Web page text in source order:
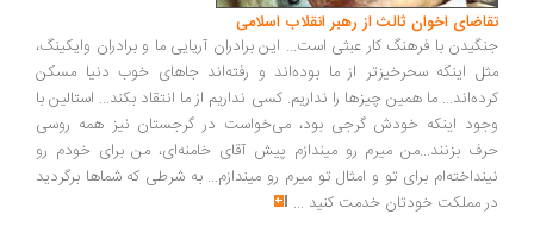
اخوان ثالث از رهبر انقلاب اسلامی
با فرهنگ کار عبثی است... این برادران آریایی ما و برادران وایکینگ،
اینکه سحرخیزتر از ما بوده‌اند و رفته‌اند جاهای خوب دنیا مسکن
ما همین چیزها را نداریم. کسی نداریم از ما انتقاد بکند... استالین با
اینکه خودش گرجی بود، می‌خواست در گرجستان نیز همه روسی
بزنند...من میرم رو میندازم پیش آقای خامنه‌ای، من برای خودم رو
برای تو و امثال تو میرم رو میندازم... به شرطی که شماها برگردید
مملکت خودتان خدمت کنید...